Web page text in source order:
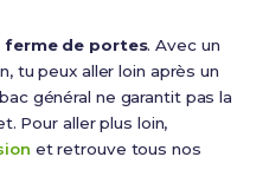
ferme de portes. Avec un
tu peux aller loin après un
général ne garantit pas la
Pour aller plus loin,
et retrouve tous nos